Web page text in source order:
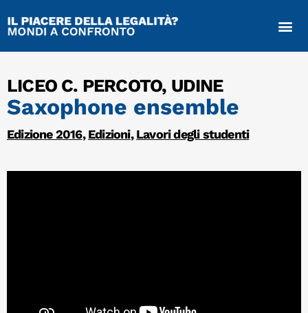
LICEO C. PERCOTO, UDINE
Saxophone ensemble
Edizione 2016,Edizioni,Lavori degli studenti